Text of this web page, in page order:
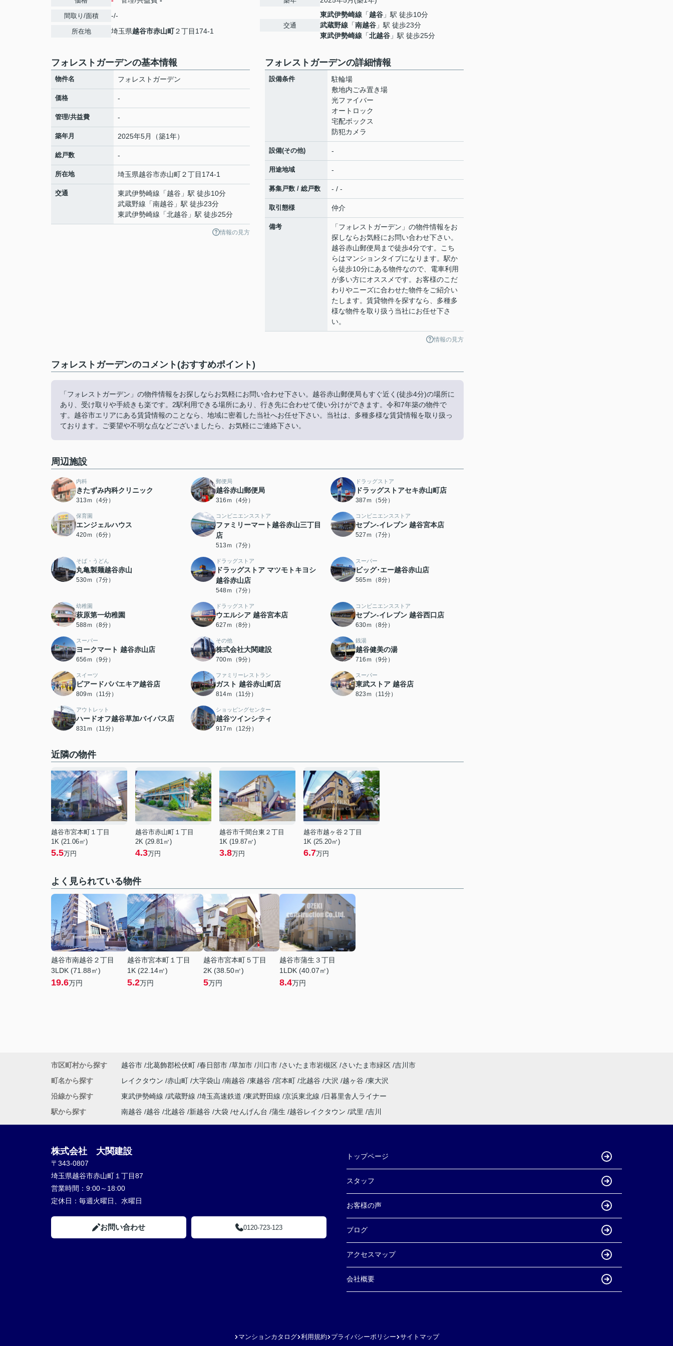
間取り/面積 -/-
所在地 埼玉県越谷市赤山町２丁目174-1
交通
東武伊勢崎線 「越谷 」駅 徒歩10分
武蔵野線 「南越谷 」駅 徒歩23分
東武伊勢崎線 「北越谷 」駅 徒歩25分
フォレストガーデンの基本情報
物件名 フォレストガーデン
価格 -
管理/共益費 -
築年月 2025年5月（築1年）
総戸数 -
所在地 埼玉県越谷市赤山町２丁目174-1
交通 東武伊勢崎線 「越谷 」駅 徒歩10分
武蔵野線 「南越谷 」駅 徒歩23分
東武伊勢崎線 「北越谷 」駅 徒歩25分
情報の見方
フォレストガーデンの詳細情報
設備条件
駐輪場
敷地内ごみ置き場
光ファイバー
オートロック
宅配ボックス
防犯カメラ
設備(その他) -
用途地域 -
募集戸数 / 総戸数 - / -
取引態様 仲介
備考
「フォレストガーデン」の物件情報をお
探しならお気軽にお問い合わせ下さい。
越谷赤山郵便局まで徒歩4分です。こち
らはマンションタイプになります。駅か
ら徒歩10分にある物件なので、電車利用
が多い方にオススメです。お客様のこだ
わりやニーズに合わせた物件をご紹介い
たします。賃貸物件を探すなら、多種多
様な物件を取り扱う当社にお任せ下さ
い。
情報の見方
フォレストガーデンのコメント(おすすめポイント)
「フォレストガーデン」の物件情報をお探しならお気軽にお問い合わせ下さい。越谷赤山郵便局もすぐ近く(徒歩4分)の場所に
あり、受け取りや手続きも楽です。2駅利用できる場所にあり、行き先に合わせて使い分けができます。令和7年築の物件で
す。越谷市エリアにある賃貸情報のことなら、地域に密着した当社へお任せ下さい。当社は、多種多様な賃貸情報を取り扱っ
ております。ご要望や不明な点などございましたら、お気軽にご連絡下さい。
周辺施設
内科
きたずみ内科クリニック
313ｍ（4分）
郵便局
越谷赤山郵便局
316ｍ（4分）
ドラッグストア
ドラッグストアセキ赤山町店
387ｍ（5分）
保育園
エンジェルハウス
420ｍ（6分）
コンビニエンスストア
ファミリーマート越谷赤山三丁目
店
513ｍ（7分）
コンビニエンスストア
セブン‐イレブン 越谷宮本店
527ｍ（7分）
そば・うどん
丸亀製麺越谷赤山
530ｍ（7分）
ドラッグストア
ドラッグストア マツモトキヨシ
越谷赤山店
548ｍ（7分）
スーパー
ビッグ･エー越谷赤山店
565ｍ（8分）
幼稚園
萩原第一幼稚園
588ｍ（8分）
ドラッグストア
ウエルシア 越谷宮本店
627ｍ（8分）
コンビニエンスストア
セブン‐イレブン 越谷西口店
630ｍ（8分）
スーパー
ヨークマート 越谷赤山店
656ｍ（9分）
その他
株式会社大関建設
700ｍ（9分）
銭湯
越谷健美の湯
716ｍ（9分）
スイーツ
ビアードパパエキア越谷店
809ｍ（11分）
ファミリーレストラン
ガスト 越谷赤山町店
814ｍ（11分）
スーパー
東武ストア 越谷店
823ｍ（11分）
アウトレット
ハードオフ越谷草加バイパス店
831ｍ（11分）
ショッピングセンター
越谷ツインシティ
917ｍ（12分）
近隣の物件
越谷市宮本町１丁目
1K (21.06㎡)
5.5万円
越谷市赤山町１丁目
2K (29.81㎡)
4.3万円
越谷市千間台東２丁目
1K (19.87㎡)
3.8万円
越谷市越ヶ谷２丁目
1K (25.20㎡)
6.7万円
よく見られている物件
越谷市南越谷２丁目
3LDK (71.88㎡)
19.6万円
越谷市宮本町１丁目
1K (22.14㎡)
5.2万円
越谷市宮本町５丁目
2K (38.50㎡)
5万円
越谷市蒲生３丁目
1LDK (40.07㎡)
8.4万円
市区町村から探す 越谷市 北葛飾郡松伏町 春日部市 草加市 川口市 さいたま市岩槻区 さいたま市緑区 吉川市
町名から探す
レイクタウン 赤山町 大字袋山 南越谷 東越谷 宮本町 北越谷 大沢 越ヶ谷 東大沢
沿線から探す
東武伊勢崎線 武蔵野線 埼玉高速鉄道 東武野田線 京浜東北線
日暮里舎人ライナー
駅から探す
南越谷 越谷 北越谷 新越谷 大袋 せんげん台 蒲生 越谷レイクタウン 武里 吉川
株式会社 大関建設
〒343-0807
埼玉県越谷市赤山町１丁目87
営業時間： 9:00～18:00
定休日： 毎週火曜日、水曜日
お問い合わせ 0120-723-123
トップページ
スタッフ
お客様の声
ブログ
アクセスマップ
会社概要
マンションカタログ 利用規約 プライバシーポリシー サイトマップ